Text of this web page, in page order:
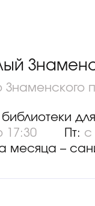
для
17:30 Пт: с
месяца –